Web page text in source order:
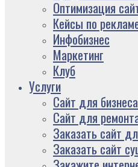
Оптимизация
Кейсы по
Инфобизнес
Маркетинг
Клуб
Услуги
Сайт для
Сайт для
Заказать сайт
Заказать сайт